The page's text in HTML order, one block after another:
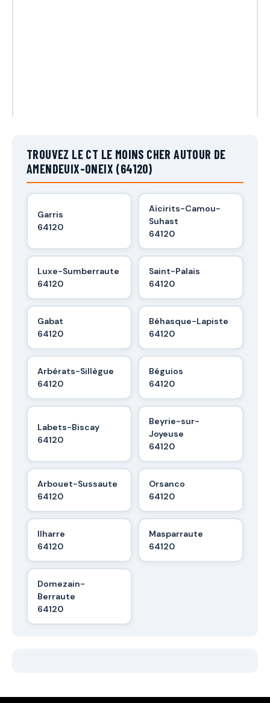
TROUVEZ LE CT LE MOINS CHER AUTOUR DE
AMENDEUIX-ONEIX (64120)
Garris
64120
Aïcirits-Camou-
Suhast
64120
Luxe-Sumberraute
64120
Saint-Palais
64120
Gabat
64120
Béhasque-Lapiste
64120
Arbérats-Sillègue
64120
Béguios
64120
Labets-Biscay
64120
Beyrie-sur-
Joyeuse
64120
Arbouet-Sussaute
64120
Orsanco
64120
Ilharre
64120
Masparraute
64120
Domezain-
Berraute
64120